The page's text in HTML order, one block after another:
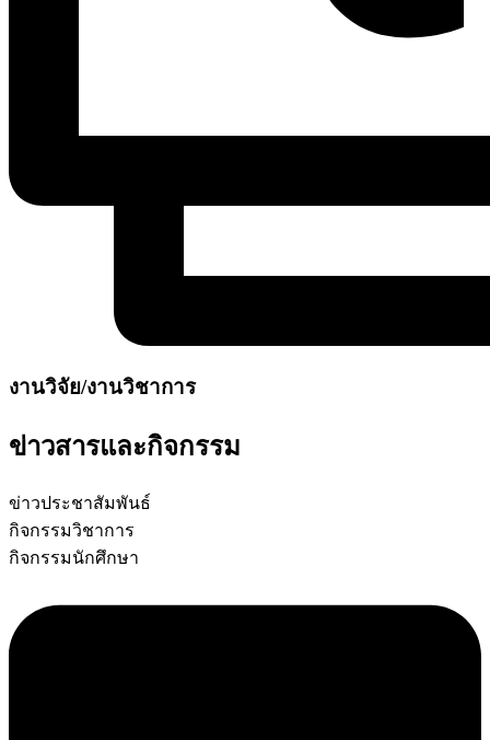
งานวิจัย/งานวิชาการ
ข่าวสารและกิจกรรม
ข่าวประชาสัมพันธ์
กิจกรรมวิชาการ
กิจกรรมนักศึกษา